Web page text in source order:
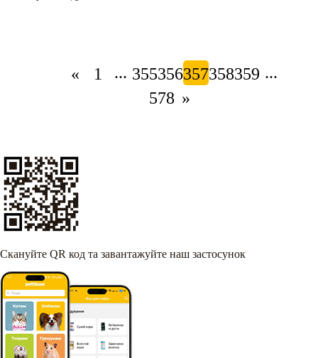
« 1 ... 355356357358359 ...
578 »
Скануйте QR код та завантажуйте наш застосунок